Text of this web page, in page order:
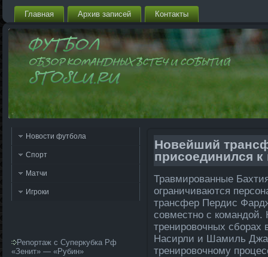
Главная Архив запи­сей Контакты
Новости футбола
Спорт
Матчи
Игроки
Репортаж с Суперкубка Рф
«Зенит» — «Рубин»
Новейший
присоединился к
Травмированные
ограничиваются
трансфер Пердис
совместно с
тренировочных сборах
Насирли и Шамиль
тренировочному